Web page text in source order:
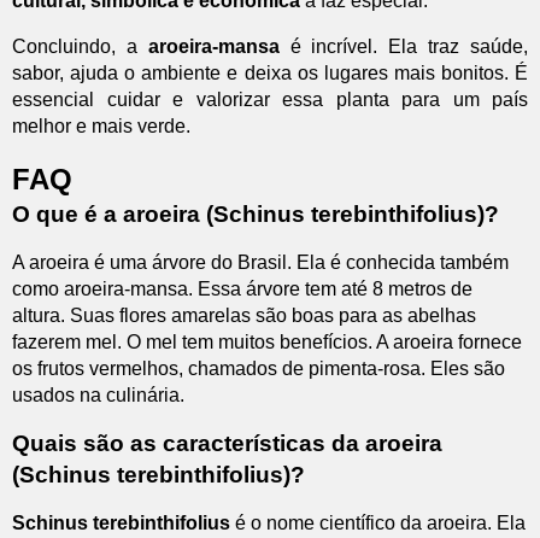
Concluindo, a aroeira-mansaé incrível. Ela traz saúde,
sabor, ajuda o ambiente e deixa os lugares mais bonitos. É
essencial cuidar e valorizar essa planta para um país
melhor e mais verde.
FAQ
O que é a aroeira (Schinus terebinthifolius)?
A aroeira é uma árvore do Brasil. Ela é conhecida também
como aroeira-mansa. Essa árvore tem até 8 metros de
altura. Suas flores amarelas são boas para as abelhas
fazerem mel. O mel tem muitos benefícios. A aroeira fornece
os frutos vermelhos, chamados de pimenta-rosa. Eles são
usados na culinária.
Quais são as características da aroeira
(Schinus terebinthifolius)?
Schinus terebinthifolius é o nome científico da aroeira. Ela